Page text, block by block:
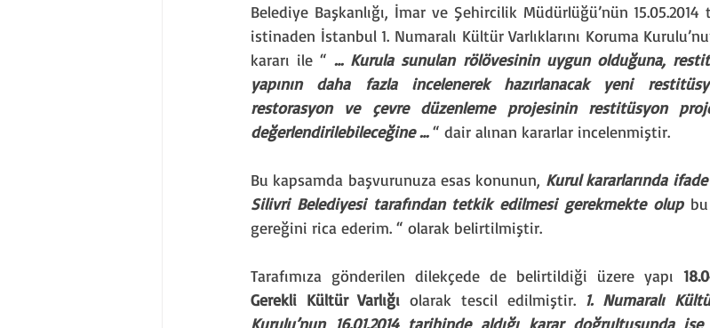
Belediye Başkanlığı, İmar ve Şehircilik Müdürlüğü’nün 15.05.2014
istinaden İstanbul 1. Numaralı Kültür Varlıklarını Koruma
kararı ile “ … Kurula sunulan rölövesinin uygun olduğuna,
yapının daha fazla incelenerek hazırlanacak yeni
restorasyon ve çevre düzenleme projesinin restitüsyon
değerlendirilebileceğine … “ dair alınan kararlar incelenmiştir.
Bu kapsamda başvurunuza esas konunun, Kurul kararlarında
Silivri Belediyesi tarafından tetkik edilmesi gerekmekte olup bu
gereğini rica ederim. “ olarak belirtilmiştir.
Tarafımıza gönderilen dilekçede de belirtildiği üzere yapı
Gerekli Kültür Varlığı olarak tescil edilmiştir. 1. Numaralı
Kurulu’nun 16.01.2014 tarihinde aldığı karar doğrultusunda